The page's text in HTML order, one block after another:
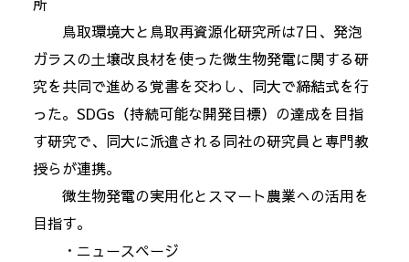
所
鳥取環境大と鳥取再資源化研究所は7日、発泡
ガラスの土壌改良材を使った微生物発電に関する研
究を共同で進める覚書を交わし、同大で締結式を行
った。SDGs（持続可能な開発目標）の達成を目指
す研究で、同大に派遣される同社の研究員と専門教
授らが連携。
微生物発電の実用化とスマート農業への活用を
目指す。
・ニュースページ